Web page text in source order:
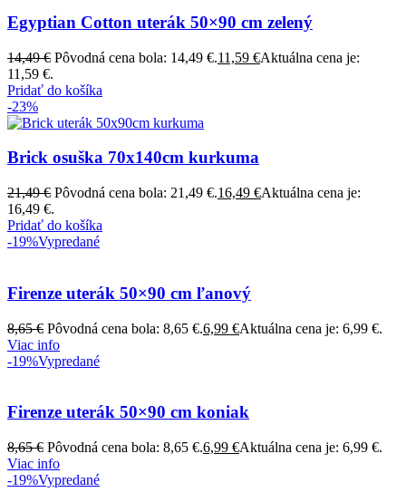
Egyptian Cotton uterák 50×90 cm zelený
14,49€ Pôvodná cena bola: 14,49 €.11,59 €Aktuálna cena je:
11,59 €.
Pridať do košíka
-23%
Brick osuška 70x140cm kurkuma
21,49€ Pôvodná cena bola: 21,49 €.16,49 €Aktuálna cena je:
16,49 €.
Pridať do košíka
-19%Vypredané
Firenze uterák 50×90 cm ľanový
8,65€ Pôvodná cena bola: 8,65 €.6,99 €Aktuálna cena je: 6,99 €.
Viac info
-19%Vypredané
Firenze uterák 50×90 cm koniak
8,65€ Pôvodná cena bola: 8,65 €.6,99 €Aktuálna cena je: 6,99 €.
Viac info
-19%Vypredané